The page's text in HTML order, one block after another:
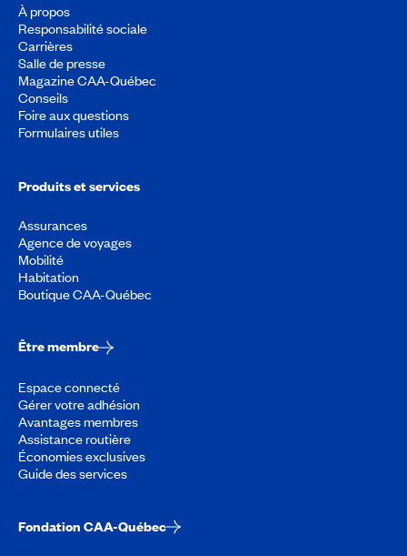
À propos
Responsabilité sociale
Carrières
Salle de presse
Magazine CAA-Québec
Conseils
Foire aux questions
Formulaires utiles
Produits et services
Assurances
Agence de voyages
Mobilité
Habitation
Boutique CAA-Québec
Être membre
Espace connecté
Gérer votre adhésion
Avantages membres
Assistance routière
Économies exclusives
Guide des services
Fondation CAA-Québec